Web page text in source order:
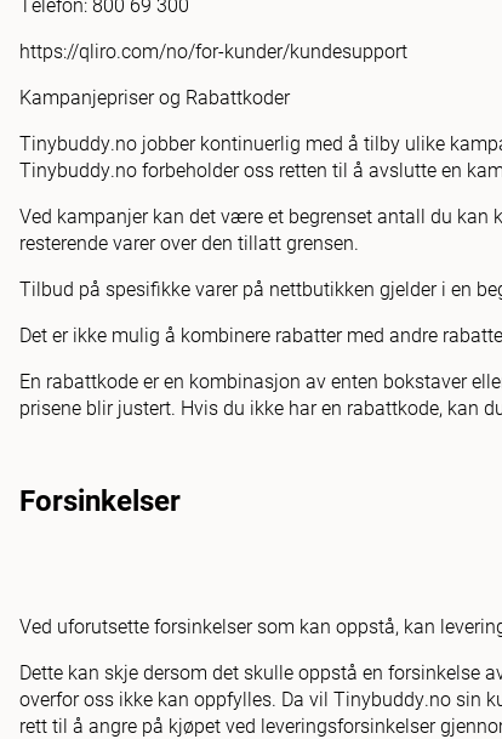
https://qliro.com/no/for-kunder/kundesupport
Kampanjepriser og Rabattkoder
Tinybuddy.no jobber kontinuerlig med å tilby ulike
Tinybuddy.no forbeholder oss retten til å avslutte en
Ved kampanjer kan det være et begrenset antall du
resterende varer over den tillatt grensen.
Tilbud på spesifikke varer på nettbutikken gjelder i en
Det er ikke mulig å kombinere rabatter med andre
En rabattkode er en kombinasjon av enten bokstaver
prisene blir justert. Hvis du ikke har en rabattkode, kan
Forsinkelser
Ved uforutsette forsinkelser som kan oppstå, kan
Dette kan skje dersom det skulle oppstå en forsinkelse
overfor oss ikke kan oppfylles. Da vil Tinybuddy.no sin
rett til å angre på kjøpet ved leveringsforsinkelser